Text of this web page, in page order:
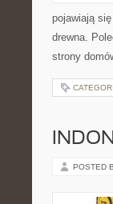
pojawiają
drewna.
strony
POSTED